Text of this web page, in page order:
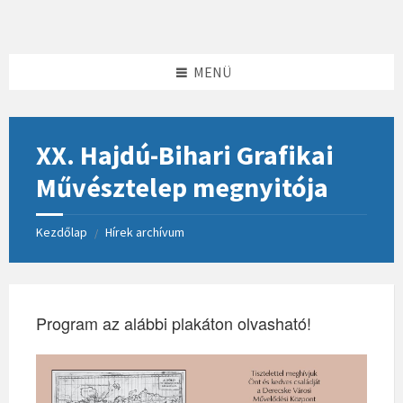
MENÜ
XX. Hajdú-Bihari Grafikai
Művésztelep megnyitója
Kezdőlap / Hírek archívum
Program az alábbi plakáton olvasható!